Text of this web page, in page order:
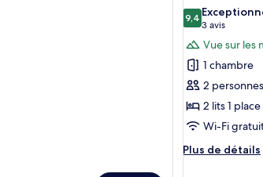
9,49,4 sur 10
3 avis
(3 avis)
Vue sur les
1 chambre
2 personnes
2 lits 1 place
Wi-Fi
Plus de détails
Plus